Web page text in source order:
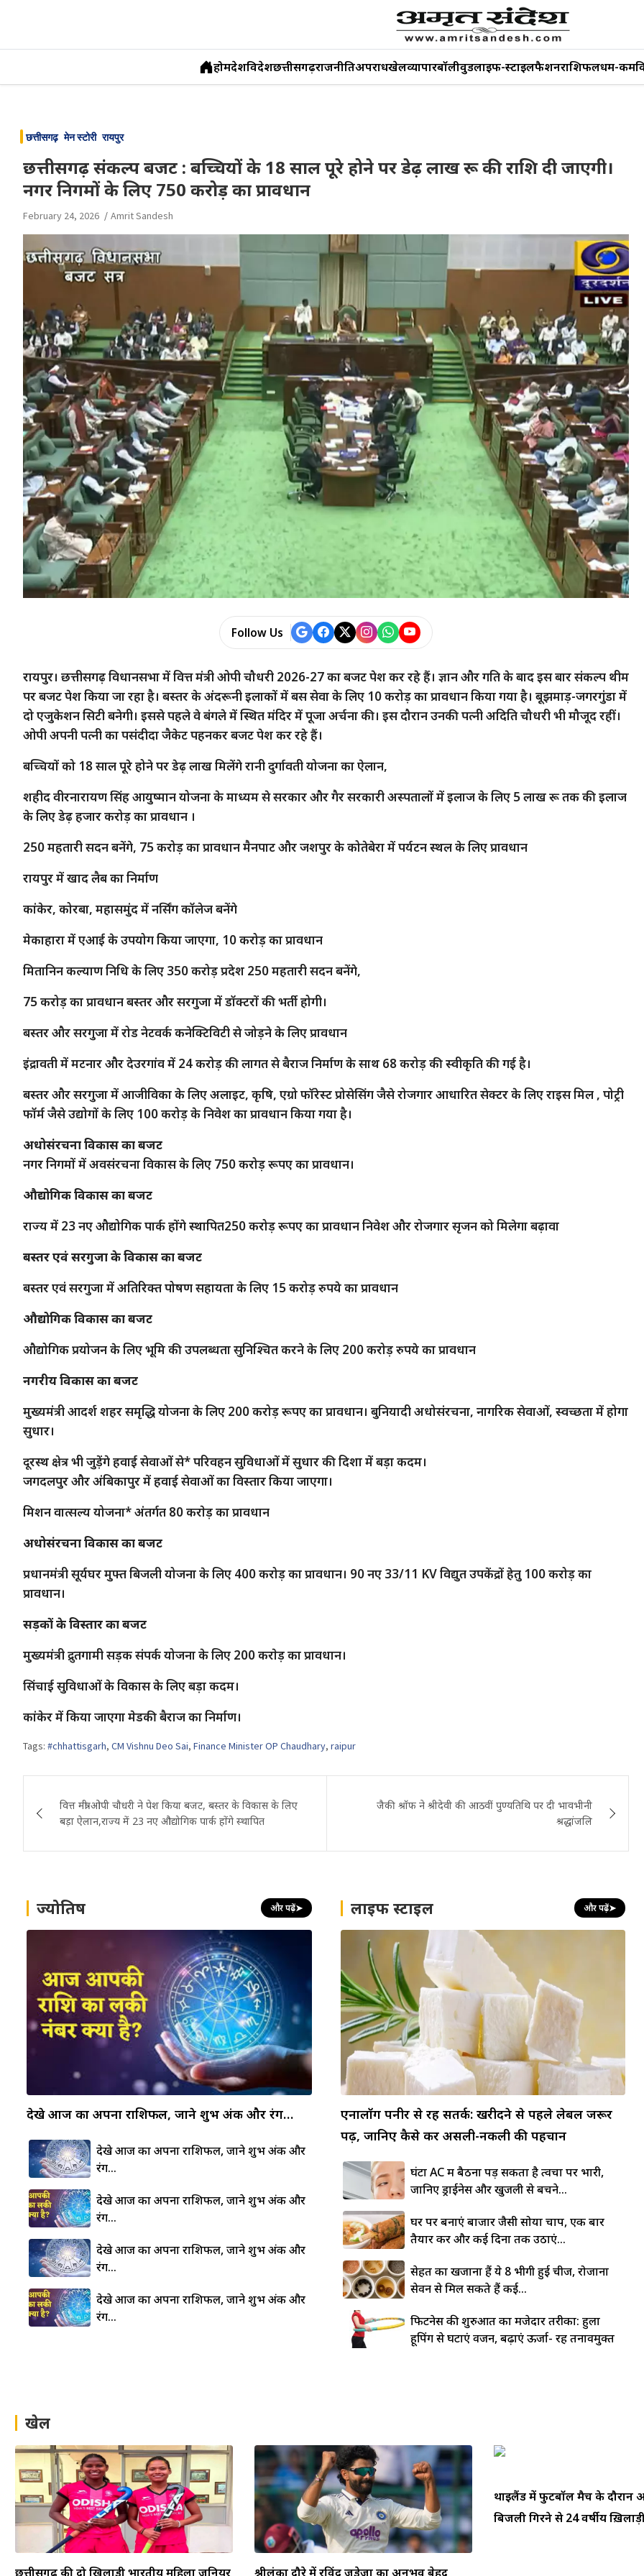
content
होमदेशविदेशछत्तीसगढ़राजनीतिअपराधखेलव्यापारबॉलीवुडलाइफ-स्टाइलफैशनराशिफलधर्म-कर्म
छत्तीसगढ़ मेन स्टोरी रायपुर
छत्तीसगढ़ संकल्प बजट : बच्चियों के 18 साल पूरे होने पर डेढ़ लाख रू की राशि दी जाएगी।
नगर निगमों के लिए 750 करोड़ का प्रावधान
February 24, 2026 Amrit Sandesh
Follow Us
रायपुर। छत्तीसगढ़ विधानसभा में वित्त मंत्री ओपी चौधरी 2026-27 का बजट पेश कर रहे हैं। ज्ञान और गति के बाद इस बार संकल्प थीम
पर बजट पेश किया जा रहा है। बस्तर के अंदरूनी इलाकों में बस सेवा के लिए 10 करोड़ का प्रावधान किया गया है। बूझमाड़-जगरगुंडा में
दो एजुकेशन सिटी बनेगी। इससे पहले वे बंगले में स्थित मंदिर में पूजा अर्चना की। इस दौरान उनकी पत्नी अदिति चौधरी भी मौजूद रहीं।
ओपी अपनी पत्नी का पसंदीदा जैकेट पहनकर बजट पेश कर रहे हैं।
बच्चियों को 18 साल पूरे होने पर डेढ़ लाख मिलेंगे रानी दुर्गावती योजना का ऐलान,
शहीद वीरनारायण सिंह आयुष्मान योजना के माध्यम से सरकार और गैर सरकारी अस्पतालों में इलाज के लिए 5 लाख रू तक की इलाज
के लिए डेढ़ हजार करोड़ का प्रावधान ।
250 महतारी सदन बनेंगे, 75 करोड़ का प्रावधान मैनपाट और जशपुर के कोतेबेरा में पर्यटन स्थल के लिए प्रावधान
रायपुर में खाद लैब का निर्माण
कांकेर, कोरबा, महासमुंद में नर्सिंग कॉलेज बनेंगे
मेकाहारा में एआई के उपयोग किया जाएगा, 10 करोड़ का प्रावधान
मितानिन कल्याण निधि के लिए 350 करोड़ प्रदेश 250 महतारी सदन बनेंगे,
75 करोड़ का प्रावधान बस्तर और सरगुजा में डॉक्टरों की भर्ती होगी।
बस्तर और सरगुजा में रोड नेटवर्क कनेक्टिविटी से जोड़ने के लिए प्रावधान
इंद्रावती में मटनार और देउरगांव में 24 करोड़ की लागत से बैराज निर्माण के साथ 68 करोड़ की स्वीकृति की गई है।
बस्तर और सरगुजा में आजीविका के लिए अलाइट, कृषि, एग्रो फॉरेस्ट प्रोसेसिंग जैसे रोजगार आधारित सेक्टर के लिए राइस मिल , पोट्री
फॉर्म जैसे उद्योगों के लिए 100 करोड़ के निवेश का प्रावधान किया गया है।
अधोसंरचना विकास का बजट
नगर निगमों में अवसंरचना विकास के लिए 750 करोड़ रूपए का प्रावधान।
औद्योगिक विकास का बजट
राज्य में 23 नए औद्योगिक पार्क होंगे स्थापित250 करोड़ रूपए का प्रावधान निवेश और रोजगार सृजन को मिलेगा बढ़ावा
बस्तर एवं सरगुजा के विकास का बजट
बस्तर एवं सरगुजा में अतिरिक्त पोषण सहायता के लिए 15 करोड़ रुपये का प्रावधान
औद्योगिक विकास का बजट
औद्योगिक प्रयोजन के लिए भूमि की उपलब्धता सुनिश्चित करने के लिए 200 करोड़ रुपये का प्रावधान
नगरीय विकास का बजट
मुख्यमंत्री आदर्श शहर समृद्धि योजना के लिए 200 करोड़ रूपए का प्रावधान। बुनियादी अधोसंरचना, नागरिक सेवाओं, स्वच्छता में होगा
सुधार।
दूरस्थ क्षेत्र भी जुड़ेंगे हवाई सेवाओं से* परिवहन सुविधाओं में सुधार की दिशा में बड़ा कदम।
जगदलपुर और अंबिकापुर में हवाई सेवाओं का विस्तार किया जाएगा।
मिशन वात्सल्य योजना* अंतर्गत 80 कराेड़ का प्रावधान
अधोसंरचना विकास का बजट
प्रधानमंत्री सूर्यघर मुफ्त बिजली योजना के लिए 400 करोड़ का प्रावधान। 90 नए 33/11 KV विद्युत उपकेंद्रों हेतु 100 करोड़ का
प्रावधान।
सड़कों के विस्तार का बजट
मुख्यमंत्री द्रुतगामी सड़क संपर्क योजना के लिए 200 कराेड़ का प्रावधान।
सिंचाई सुविधाओं के विकास के लिए बड़ा कदम।
कांकेर में किया जाएगा मेडकी बैराज का निर्माण।
Tags: #chhattisgarh, CM Vishnu Deo Sai, Finance Minister OP Chaudhary, raipur
navigation
वित्त मंत्री ओपी चौधरी ने पेश किया बजट, बस्तर के विकास के लिए
बड़ा ऐलान,राज्य में 23 नए औद्योगिक पार्क होंगे स्थापित
जैकी श्रॉफ ने श्रीदेवी की आठवीं पुण्यतिथि पर दी भावभीनी
श्रद्धांजलि
ज्योतिष और पढ़ें➤
देखे आज का अपना राशिफल, जाने शुभ अंक और रंग…
देखे आज का अपना राशिफल, जाने शुभ अंक और
रंग…
देखे आज का अपना राशिफल, जाने शुभ अंक और
रंग…
देखे आज का अपना राशिफल, जाने शुभ अंक और
रंग…
देखे आज का अपना राशिफल, जाने शुभ अंक और
रंग…
लाइफ स्टाइल और पढ़ें➤
एनालॉग पनीर से रहें सतर्क: खरीदने से पहले लेबल जरूर
पढ़ें, जानिए कैसे करें असली-नकली की पहचान
घंटों AC में बैठना पड़ सकता है त्वचा पर भारी,
जानिए ड्राईनेस और खुजली से बचने...
घर पर बनाएं बाजार जैसी सोया चाप, एक बार
तैयार करें और कई दिनों तक उठाएं...
सेहत का खजाना हैं ये 8 भीगी हुई चीजें, रोजाना
सेवन से मिल सकते हैं कई...
फिटनेस की शुरुआत का मजेदार तरीका: हुला
हूपिंग से घटाएं वजन, बढ़ाएं ऊर्जा- रहें तनावमुक्त
खेल
छत्तीसगढ़ की दो खिलाड़ी भारतीय महिला जूनियर श्रीलंका दौरे में रविंद्र जडेजा का अनुभव बेहद
थाईलैंड में फुटबॉल मैच के दौरान
बिजली गिरने से 24 वर्षीय